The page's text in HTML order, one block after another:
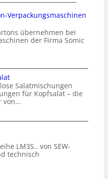
Verpackungsmaschinen
übernehmen bei
der Firma Somic
Salatmischungen
für Kopfsalat – die
von…
LM3S.. von SEW-
technisch